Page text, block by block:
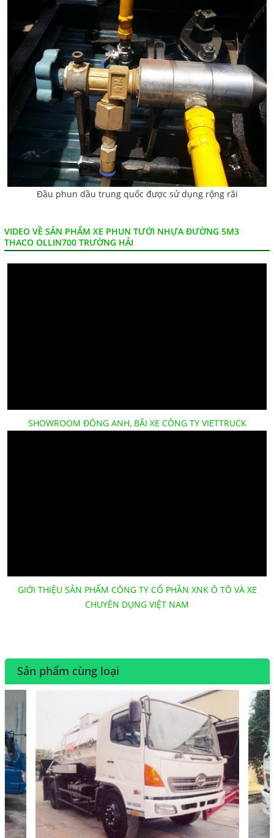
Đầu phun dầu trung quốc được sử dụng rộng rãi
VIDEO VỀ SẢN PHẨM XE PHUN TƯỚI NHỰA ĐƯỜNG 5M3
THACO OLLIN700 TRƯỜNG HẢI
SHOWROOM ĐÔNG ANH, BÃI XE CÔNG TY VIETTRUCK
GIỚI THIỆU SẢN PHẨM CÔNG TY CỔ PHẦN XNK Ô TÔ VÀ XE
CHUYÊN DỤNG VIỆT NAM
Sản phẩm cùng loại